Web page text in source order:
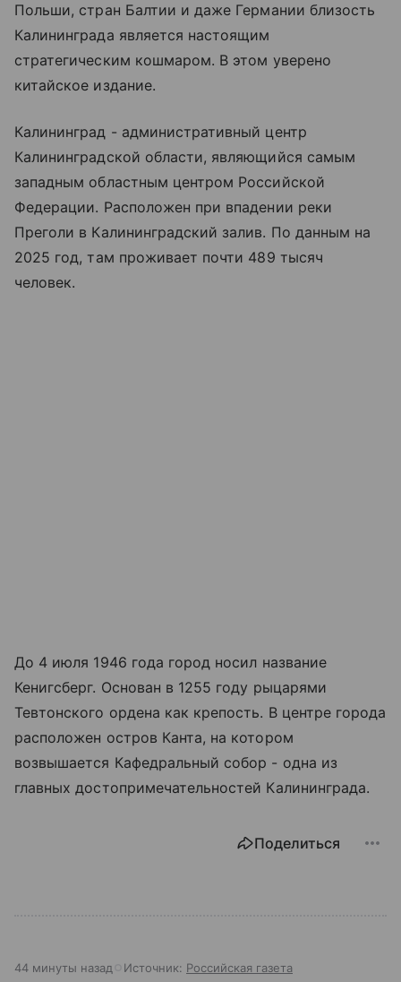
Польши, стран Балтии и даже Германии близость
Калининграда является настоящим
стратегическим кошмаром. В этом уверено
китайское издание.
Калининград - административный центр
Калининградской области, являющийся самым
западным областным центром Российской
Федерации. Расположен при впадении реки
Преголи в Калининградский залив. По данным на
2025 год, там проживает почти 489 тысяч
человек.
До 4 июля 1946 года город носил название
Кенигсберг. Основан в 1255 году рыцарями
Тевтонского ордена как крепость. В центре города
расположен остров Канта, на котором
возвышается Кафедральный собор - одна из
главных достопримечательностей Калининграда.
Поделиться
44 минуты назад Источник: Российская газета